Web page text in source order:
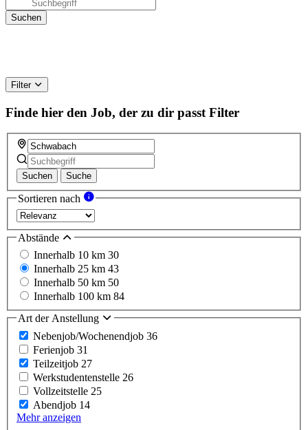
Filter
Finde hier den Job, der zu dir passt Filter
Suchen Suche
Sortieren nach
Abstände
Innerhalb 10 km 30
Innerhalb 25 km 43
Innerhalb 50 km 50
Innerhalb 100 km 84
Art der Anstellung
Nebenjob/Wochenendjob 36
Ferienjob 31
Teilzeitjob 27
Werkstudentenstelle 26
Vollzeitstelle 25
Abendjob 14
Mehr anzeigen